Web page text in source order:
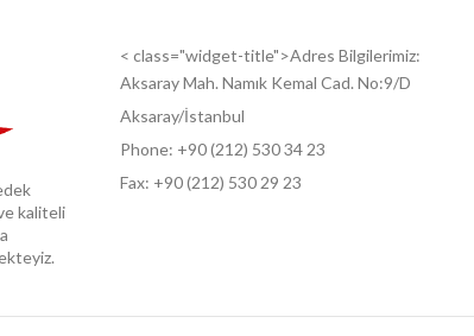
kaliteli
< class="widget-title">Adres Bilgilerimiz:
Aksaray Mah. Namık Kemal Cad. No:9/D
Aksaray/İstanbul
Phone: +90 (212) 530 34 23
Fax: +90 (212) 530 29 23